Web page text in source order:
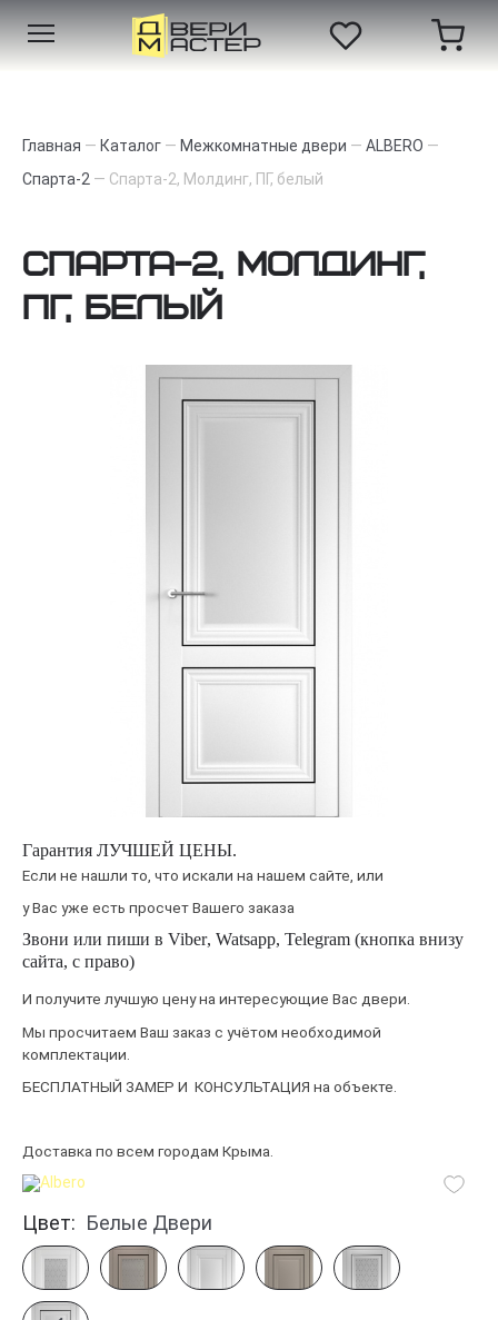
Главная — Каталог — Межкомнатные двери — ALBERO —
Спарта-2 — Спарта-2, Молдинг, ПГ, белый
Спарта-2, Молдинг,
ПГ, белый
Гарантия ЛУЧШЕЙ ЦЕНЫ.
Если не нашли то, что искали на нашем сайте, или
у Вас уже есть просчет Вашего заказа
Звони или пиши в Viber, Watsapp, Telegram (кнопка внизу
сайта, с право)
И получите лучшую цену на интересующие Вас двери.
Мы просчитаем Ваш заказ с учётом необходимой
комплектации.
БЕСПЛАТНЫЙ ЗАМЕР И КОНСУЛЬТАЦИЯ на объекте.
Доставка по всем городам Крыма.
Цвет: Белые Двери